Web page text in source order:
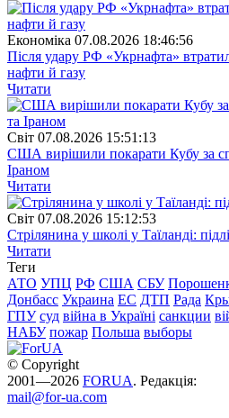
Економіка 07.08.2026 18:46:56
Після удару РФ «Укрнафта»
нафти й газу
Читати
Свiт 07.08.2026 15:51:13
США вирішили покарати Кубу за
Іраном
Читати
Свiт 07.08.2026 15:12:53
Стрілянина у школі у Таїланді:
Читати
Теги
АТО УПЦ РФ США СБУ
Донбасс Украина ЕС ДТП Рада
ГПУ суд війна в Україні санкции
НАБУ пожар Польша выборы
© Copyright
2001—2026 FORUA. Редакція:
mail@for-ua.com